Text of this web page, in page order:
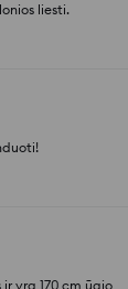
liesti.
yra 170 cm ūgio